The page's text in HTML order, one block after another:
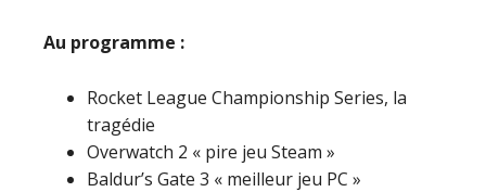
Au programme :
Rocket League Championship Series, la
tragédie
Overwatch 2 « pire jeu Steam »
Baldur’s Gate 3 « meilleur jeu PC »